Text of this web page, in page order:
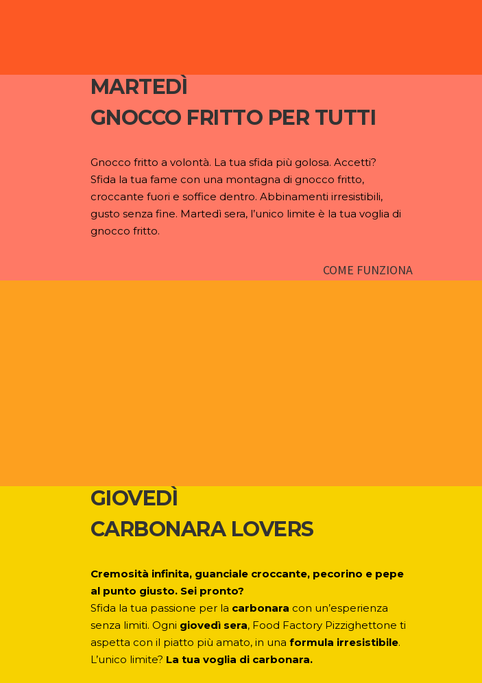
MARTEDÌ
GNOCCO FRITTO PER TUTTI
Gnocco fritto a volontà. La tua sfida più golosa. Accetti?
Sfida la tua fame con una montagna di gnocco fritto,
croccante fuori e soffice dentro. Abbinamenti irresistibili,
gusto senza fine. Martedì sera, l’unico limite è la tua voglia di
gnocco fritto.
COME FUNZIONA
GIOVEDÌ
CARBONARA LOVERS
Cremosità infinita, guanciale croccante, pecorino e pepe
al punto giusto. Sei pronto?
Sfida la tua passione per la carbonara con un’esperienza
senza limiti. Ogni giovedì sera, Food Factory Pizzighettone ti
aspetta con il piatto più amato, in una formula irresistibile.
L’unico limite? La tua voglia di carbonara.